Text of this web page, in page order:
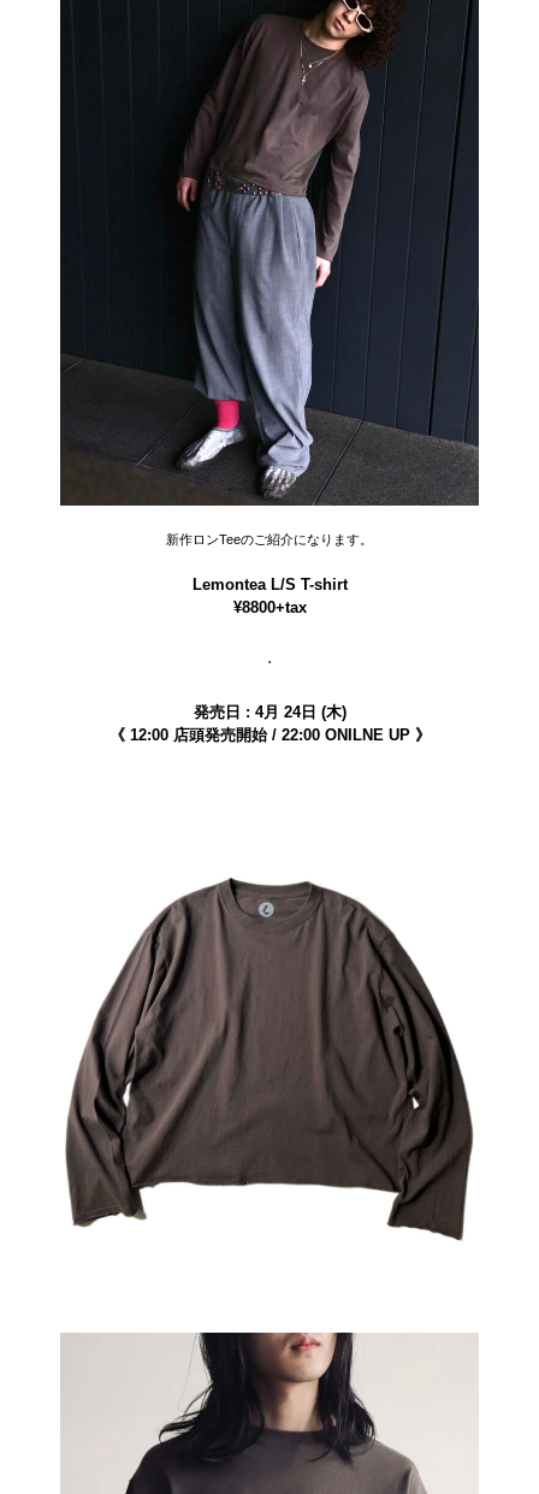
新作ロンTeeのご紹介になります。
Lemontea L/S T-shirt
¥8800+tax
.
発売日 : 4月 24日 (木)
《 12:00 店頭発売開始 / 22:00 ONILNE UP 》